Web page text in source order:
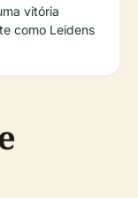
vitória
como Leidens